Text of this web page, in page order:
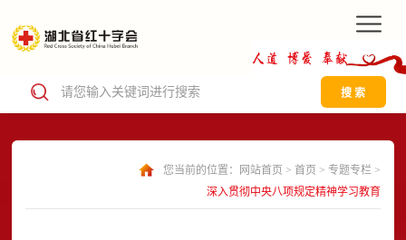
搜 索
您当前的位置： 网站首页 > 首页 > 专题专栏 >
深入贯彻中央八项规定精神学习教育